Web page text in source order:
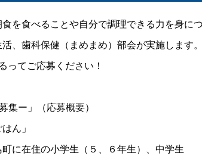
を食べることや自分で調理できる力を身に
、歯科保健（まめまめ）部会が実施します。
てご応募ください！
ー」（応募概要）
ん」
に在住の小学生（５、６年生）、中学生